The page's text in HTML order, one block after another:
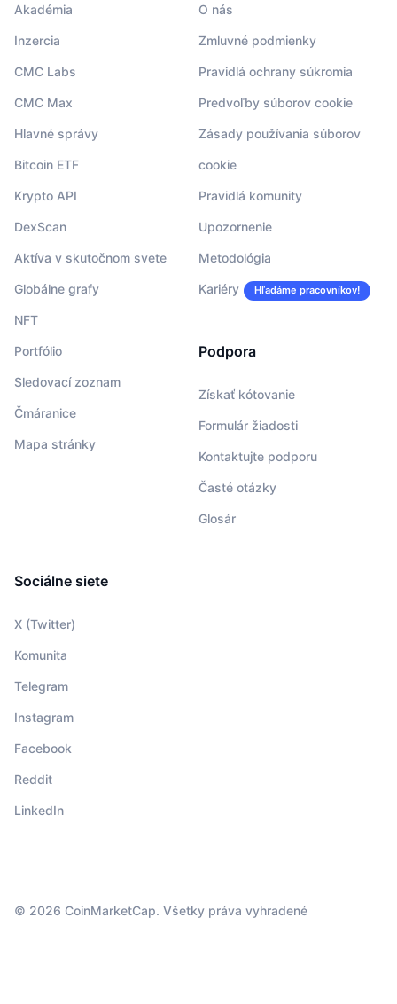
Akadémia
Inzercia
CMC Labs
CMC Max
Hlavné správy
Bitcoin ETF
Krypto API
DexScan
Aktíva v skutočnom svete
Globálne grafy
NFT
Portfólio
Sledovací zoznam
Čmáranice
Mapa stránky
O nás
Zmluvné podmienky
Pravidlá ochrany súkromia
Predvoľby súborov cookie
Zásady používania súborov
cookie
Pravidlá komunity
Upozornenie
Metodológia
Kariéry Hľadáme pracovníkov!
Podpora
Získať kótovanie
Formulár žiadosti
Kontaktujte podporu
Časté otázky
Glosár
Sociálne siete
X (Twitter)
Komunita
Telegram
Instagram
Facebook
Reddit
LinkedIn
© 2026 CoinMarketCap. Všetky práva vyhradené